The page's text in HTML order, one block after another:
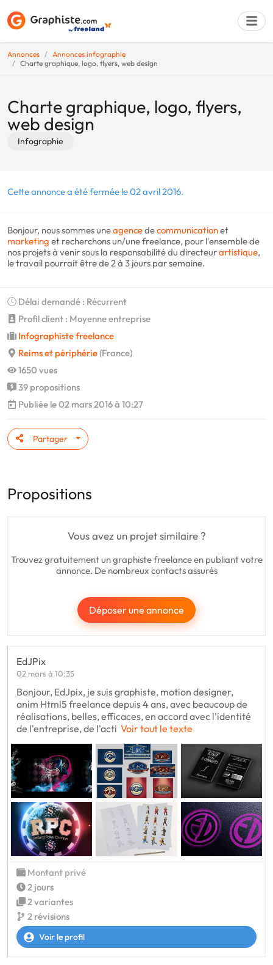
Annonces
Annonces infographie
Charte graphique, logo, flyers, web design
Charte graphique, logo, flyers,
web design
Infographie
Cette annonce a été fermée le 02 avril 2016.
Bonjour, nous sommes uneagencedecommunicationet
marketing et recherchons un/une freelance, pour l'ensemble de
nos projets à venir sous la responsabilité du directeurartistique,
le travail pourrait être de 2 à 3 jours par semaine.
Délai demandé : Récurrent
Profil client : Moyenne entreprise
Infographiste freelance
Reims et périphérie(France)
1650 vues
39 propositions
Publiée le 02 mars 2016 à 10:27
Partager
Propositions
Vous avez un projet similaire ?
Trouvez gratuitement un graphiste freelance en publiant votre
annonce. De nombreux contacts assurés
Déposer une annonce
EdJPix
02 mars à 10:35
Bonjour, EdJpix, je suis graphiste, motion designer,
anim Html5 freelance depuis 4 ans, avec beaucoup de
réalisations, belles, efficaces, en accord avec l'identité
de l'entreprise, de l'acti Voir tout le texte
Montant privé
2 jours
2 variantes
2 révisions
Voir le profil